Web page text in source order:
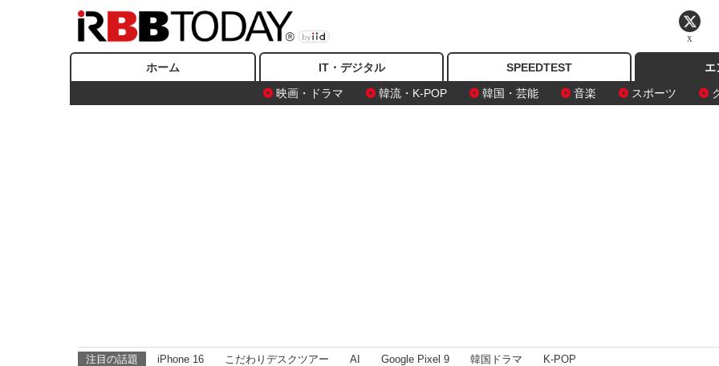
ホーム IT・デジタル SPEEDTEST
エ
映画・ドラマ
韓流・K-POP 韓国・芸能 音楽 スポーツ
注目の話題 iPhone 16 こだわりデスクツアー AI Google Pixel 9 韓国ドラマ K-POP
X